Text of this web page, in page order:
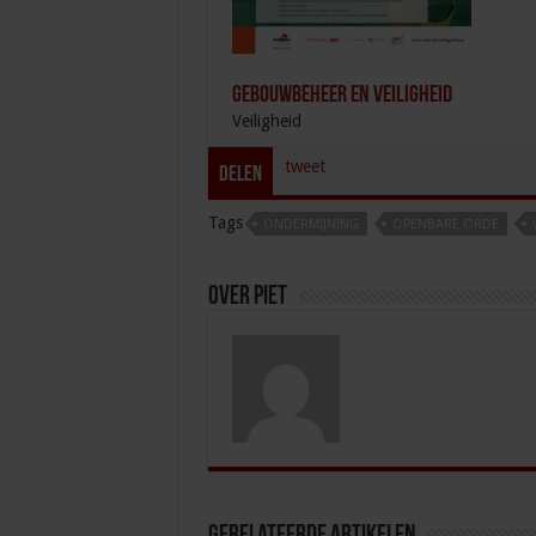
Gebouwbeheer en veiligheid
Veiligheid
Delen tweet
Tags
Over Piet